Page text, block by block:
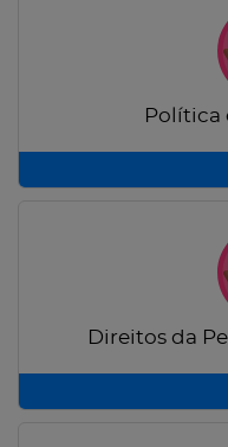
Política
Direitos da